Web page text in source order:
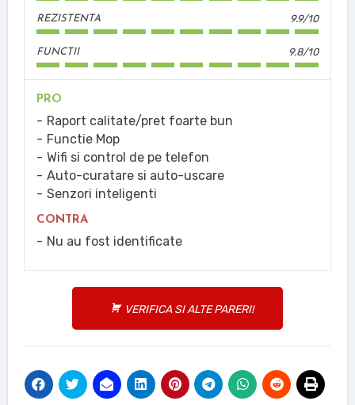
REZISTENTA 9.9/10
FUNCTII 9.8/10
PRO
Raport calitate/pret foarte bun
Functie Mop
Wifi si control de pe telefon
Auto-curatare si auto-uscare
Senzori inteligenti
CONTRA
Nu au fost identificate
VERIFICA SI ALTE PARERI!